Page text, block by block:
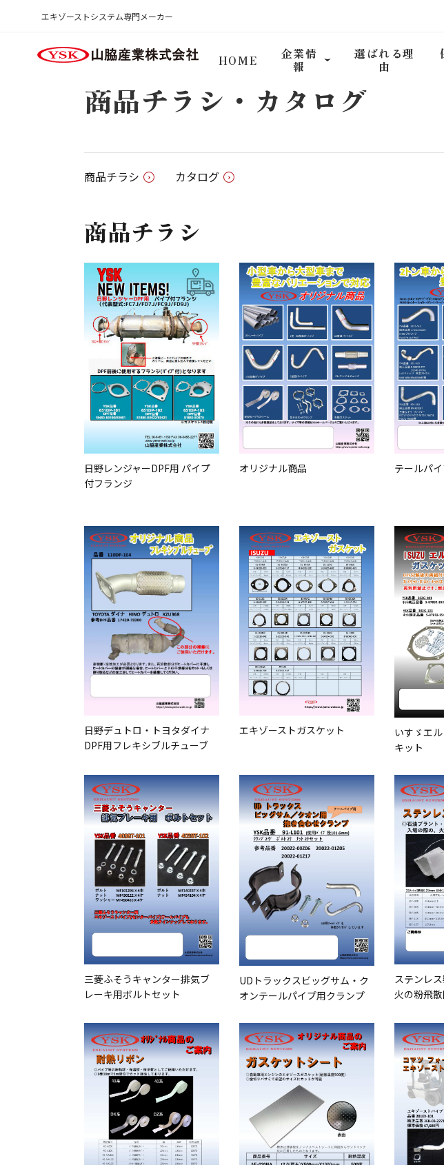
エキゾーストシステム専門メーカー
HOME 企業情
報
選ばれる理
由
HOME 商品チラシ・カタログ
商品チラシ・カタログ
商品チラシ カタログ
商品チラシ
日野レンジャーDPF用 パイプ
付フランジ
オリジナル商品 テールパ
日野デュトロ・トヨタダイナ
DPF用フレキシブルチューブ
エキゾーストガスケット
いすゞエ
キット
三菱ふそうキャンター排気ブ
レーキ用ボルトセット
UDトラックスビッグサム・ク
オンテールパイプ用クランプ
ステンレ
火の粉飛